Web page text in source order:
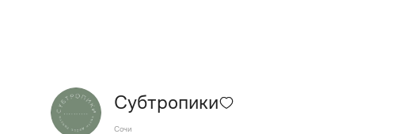
Субтропики
Сочи